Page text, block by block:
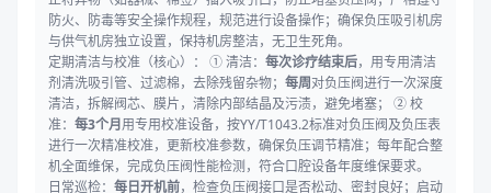
防火、防毒等安全操作规程，规范进行设备操作；确保负压吸引机房
与供气机房独立设置，保持机房整洁，无卫生死角。
定期清洁与校准（核心）： ① 清洁： 每次诊疗结束后，用专用清洁
剂清洗吸引管、过滤棉，去除残留杂物； 每周对负压阀进行一次深度
清洁，拆解阀芯、膜片，清除内部结晶及污渍，避免堵塞； ② 校
准： 每3个月用专用校准设备，按YY/T1043.2标准对负压阀及负压表
进行一次精准校准，更新校准参数，确保负压调节精准；每年配合整
机全面维保，完成负压阀性能检测，符合口腔设备年度维保要求。
日常巡检： 每日开机前，检查负压阀接口是否松动、密封良好；启动